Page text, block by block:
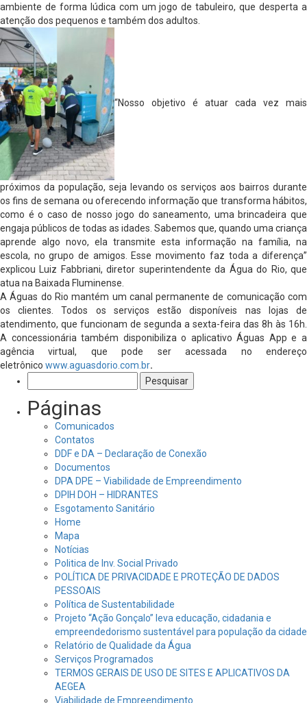
ambiente de forma lúdica com um jogo de tabuleiro, que desperta a
atenção dos pequenos e também dos adultos.
“Nosso objetivo é atuar cada vez mais
próximos da população, seja levando os serviços aos bairros durante
os fins de semana ou oferecendo informação que transforma hábitos,
como é o caso de nosso jogo do saneamento, uma brincadeira que
engaja públicos de todas as idades. Sabemos que, quando uma criança
aprende algo novo, ela transmite esta informação na família, na
escola, no grupo de amigos. Esse movimento faz toda a diferença”
explicou Luiz Fabbriani, diretor superintendente da Água do Rio, que
atua na Baixada Fluminense.
A Águas do Rio mantém um canal permanente de comunicação com
os clientes. Todos os serviços estão disponíveis nas lojas de
atendimento, que funcionam de segunda a sexta-feira das 8h às 16h.
A concessionária também disponibiliza o aplicativo Águas App e a
agência virtual, que pode ser acessada no endereço
eletrônico www.aguasdorio.com.br.
por:
Páginas
Comunicados
Contatos
DDF e DA – Declaração de Conexão
Documentos
DPA DPE – Viabilidade de Empreendimento
DPIH DOH – HIDRANTES
Esgotamento Sanitário
Home
Mapa
Notícias
Politica de Inv. Social Privado
POLÍTICA DE PRIVACIDADE E PROTEÇÃO DE DADOS
PESSOAIS
Política de Sustentabilidade
Projeto “Ação Gonçalo” leva educação, cidadania e
empreendedorismo sustentável para população da cidade
Relatório de Qualidade da Água
Serviços Programados
TERMOS GERAIS DE USO DE SITES E APLICATIVOS DA
AEGEA
Viabilidade de Empreendimento